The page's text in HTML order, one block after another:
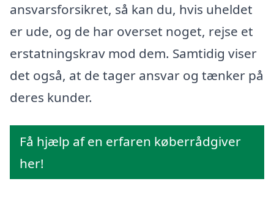
ansvarsforsikret, så kan du, hvis uheldet
er ude, og de har overset noget, rejse et
erstatningskrav mod dem. Samtidig viser
det også, at de tager ansvar og tænker på
deres kunder.
Få hjælp af en erfaren køberrådgiver
her!